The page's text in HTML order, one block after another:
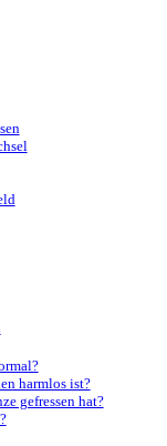
harmlos ist?
gefressen hat?